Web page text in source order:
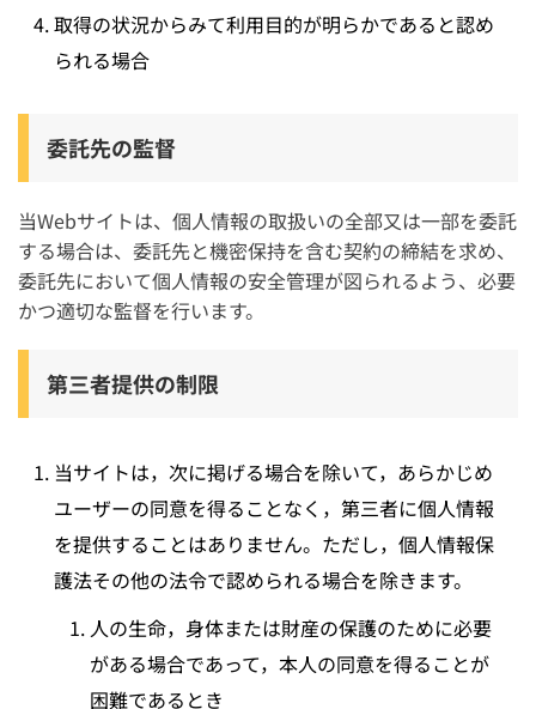
取得の状況からみて利用目的が明らかであると認め
られる場合
委託先の監督
当Webサイトは、個人情報の取扱いの全部又は一部を委託
する場合は、委託先と機密保持を含む契約の締結を求め、
委託先において個人情報の安全管理が図られるよう、必要
かつ適切な監督を行います。
第三者提供の制限
当サイトは，次に掲げる場合を除いて，あらかじめ
ユーザーの同意を得ることなく，第三者に個人情報
を提供することはありません。ただし，個人情報保
護法その他の法令で認められる場合を除きます。
人の生命，身体または財産の保護のために必要
がある場合であって，本人の同意を得ることが
困難であるとき